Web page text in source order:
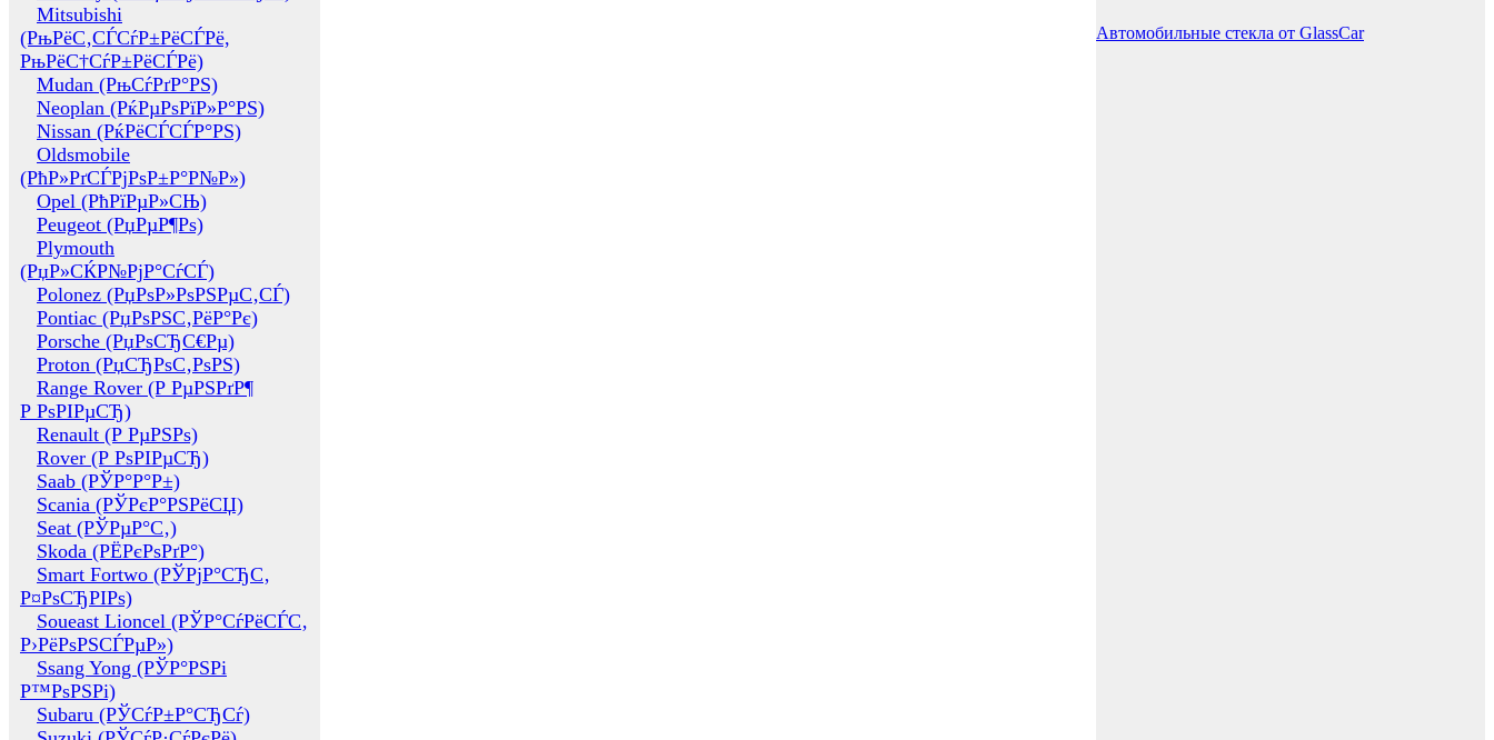
Mitsubishi
(РњРёС‚СЃСѓР±РёСЃРё,
РњРёС†СѓР±РёСЃРё)
Mudan (РњСѓРґР°РЅ)
Neoplan (РќРµРѕРїР»Р°РЅ)
Nissan (РќРёСЃСЃР°РЅ)
Oldsmobile
(РћР»РґСЃРјРѕР±Р°Р№Р»)
Opel (РћРїРµР»СЊ)
Peugeot (РџРµР¶Рѕ)
Plymouth
(РџР»СЌР№РјР°СѓСЃ)
Polonez (РџРѕР»РѕРЅРµС‚СЃ)
Pontiac (РџРѕРЅС‚РёР°Рє)
Porsche (РџРѕСЂС€Рµ)
Proton (РџСЂРѕС‚РѕРЅ)
Range Rover (Р РµРЅРґР¶
Р РѕРІРµСЂ)
Renault (Р РµРЅРѕ)
Rover (Р РѕРІРµСЂ)
Saab (РЎР°Р°Р±)
Scania (РЎРєР°РЅРёСЏ)
Seat (РЎРµР°С‚)
Skoda (РЁРєРѕРґР°)
Smart Fortwo (РЎРјР°СЂС‚
Р¤РѕСЂРІРѕ)
Soueast Lioncel (РЎР°СѓРёСЃС‚
Р›РёРѕРЅСЃРµР»)
Ssang Yong (РЎР°РЅРі
Р™РѕРЅРі)
Subaru (РЎСѓР±Р°СЂСѓ)
Автомобильные стекла от GlassCar